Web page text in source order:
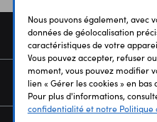
Nous pouvons également, avec
données de géolocalisation
caractéristiques de votre
Vous pouvez accepter, refuser
moment, vous pouvez modifier
lien « Gérer les cookies » en bas
Pour plus d'informations,
confidentialité et notre Politique